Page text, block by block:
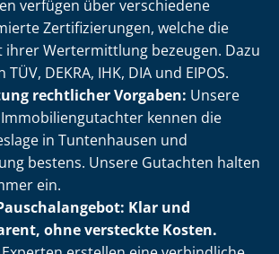
verfügen über verschiedene
Zer­ti­fi­zie­run­gen, welche die
ihrer Wertermittlung bezeugen. Dazu
TÜV, DEKRA, IHK, DIA und EIPOS.
rechtlicher Vorgaben: Unsere
kennen die
in Tuntenhausen und
bestens. Unsere Gutachten halten
ein.
Klar und
ohne versteckte Kosten.